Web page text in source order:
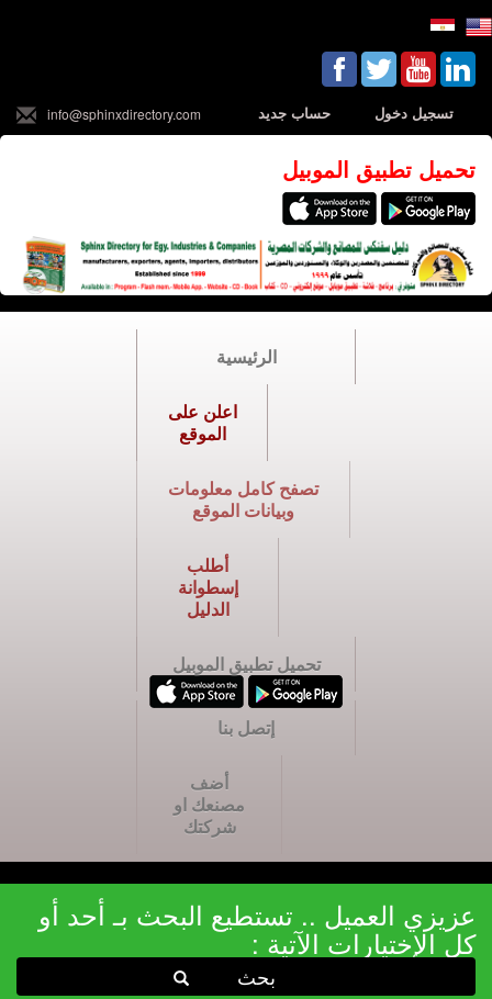
تسجيل دخول حساب جديد info@sphinxdirectory.com
تحميل تطبيق الموبيل
الرئيسية
اعلن على
الموقع
تصفح كامل معلومات
وبيانات الموقع
أطلب
إسطوانة
الدليل
تحميل تطبيق الموبيل
إتصل بنا
أضف
مصنعك او
شركتك
عزيزي العميل .. تستطيع البحث بـ أحد أو
كل الإختيارات الآتية :